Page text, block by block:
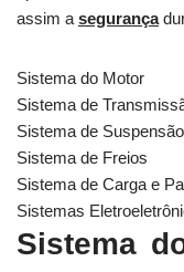
assim a segurança
Sistema do Motor
Sistema de
Sistema de
Sistema de Freios
Sistema de Carga e
Sistemas
Sistema